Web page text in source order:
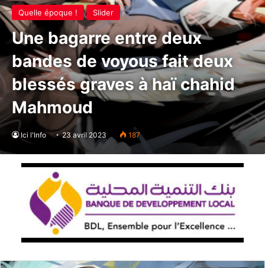
Quelle époque ! Slider
Une bagarre entre deux
bandes de voyous fait deux
blessés graves à haï chahid
Mahmoud
Ici l'Info 23 avril 2023 187